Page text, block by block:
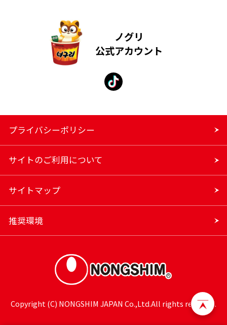
ノグリ
公式アカウント
プライバシーポリシー
サイトのご利用について
サイトマップ
推奨環境
Copyright (C) NONGSHIM JAPAN Co.,Ltd.All rights reserved.